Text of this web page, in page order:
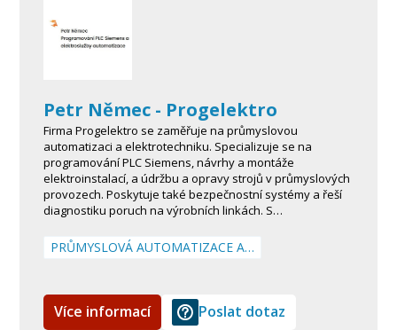
Petr Němec - Progelektro
Firma Progelektro se zaměřuje na průmyslovou
automatizaci a elektrotechniku. Specializuje se na
programování PLC Siemens, návrhy a montáže
elektroinstalací, a údržbu a opravy strojů v průmyslových
provozech. Poskytuje také bezpečnostní systémy a řeší
diagnostiku poruch na výrobních linkách. S…
PRŮMYSLOVÁ AUTOMATIZACE A…
Více informací Poslat dotaz